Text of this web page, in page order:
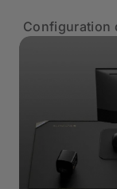
Configuration